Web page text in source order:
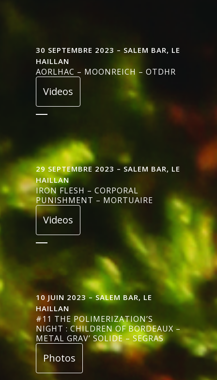
30 SEPTEMBRE 2023 – SALEM BAR, LE
HAILLAN
AORLHAC – MOONREICH – OTDHR
Videos
29 SEPTEMBRE 2023 – SALEM BAR, LE
HAILLAN
IRON FLESH – CORPORAL
PUNISHMENT – MORTUAIRE
Videos
10 JUIN 2023 – SALEM BAR, LE
HAILLAN
#11 THE POLIMERIZATION’S
NIGHT : CHILDREN OF BORDEAUX –
METAL GRAV’ SOLIDE – SEGRAS
Photos